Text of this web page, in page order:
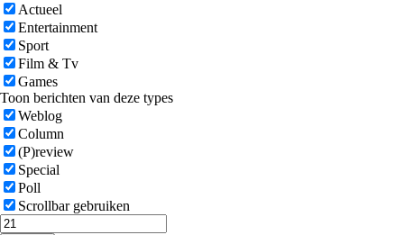
Actueel
Entertainment
Sport
Film & Tv
Games
Toon berichten van deze types
Weblog
Column
(P)review
Special
Poll
Scrollbar gebruiken